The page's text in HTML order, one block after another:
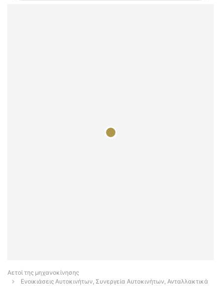
Αετοί της μηχανοκίνησης
Ενοικιάσεις Αυτοκινήτων, Συνεργεία Αυτοκινήτων, Ανταλλακτικά